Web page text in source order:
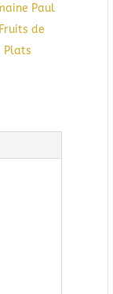
Paul
Fruits de
Plats